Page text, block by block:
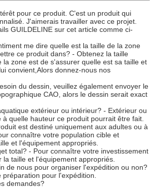
pour ce produit. C'est un produit qui
J'aimerais travailler avec ce projet.
GUILDELINE sur cet article comme ci-
me dire quelle est la taille de la zone
ce produit dans? - Obtenez la taille
la zone est de s'assurer quelle est sa taille et
convient,Alors donnez-nous nos
du dessin, veuillez également envoyer le
CAO, alors le dessin serait exact
extérieur ou intérieur? - Extérieur ou
à quelle hauteur ce produit pourrait être fait.
est destiné uniquement aux adultes ou à
connaître votre population cible et
et l'équipement appropriés.
total? - Pour connaître votre investissement
la taille et l'équipement appropriés.
de nous pour organiser l'expédition ou non?
pour l'expédition.
demandes?